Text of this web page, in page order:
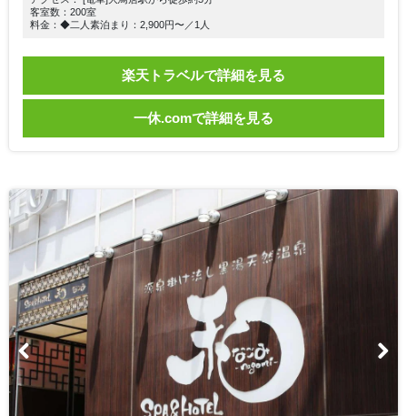
客室数：200室
料金：◆二人素泊まり：2,900円〜／1人
楽天トラベルで詳細を見る
一休.comで詳細を見る